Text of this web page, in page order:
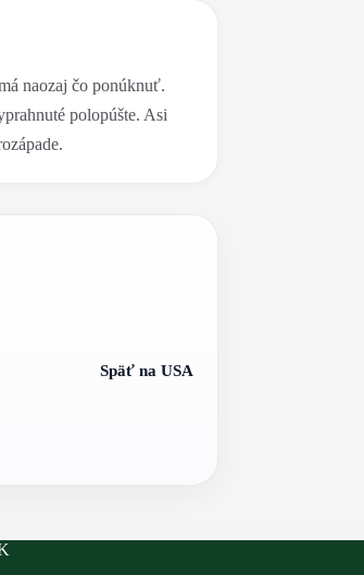
naozaj čo ponúknuť.
polopúšte. Asi
Späť na USA